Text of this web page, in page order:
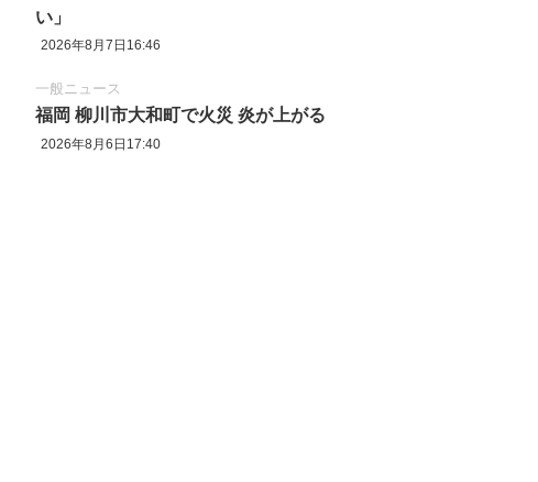
い」
2026年8月7日16:46
一般ニュース
福岡 柳川市大和町で火災 炎が上がる
2026年8月6日17:40